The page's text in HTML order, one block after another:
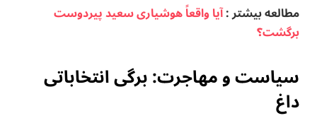
مطالعه بيشتر :آیا واقعاً هوشیاری سعید پیردوست
برگشت؟
سیاست و مهاجرت: برگی انتخاباتی
داغ